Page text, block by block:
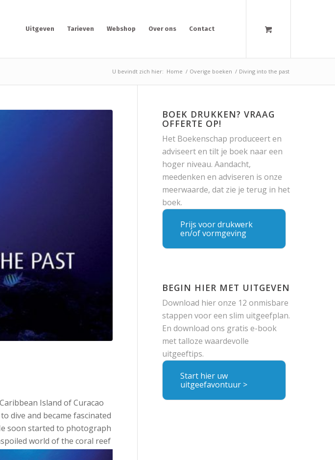
Uitgeven Tarieven Webshop Over ons Contact
U bevindt zich hier: Home / Overige boeken / Diving into the past
Island of Curacao
dive and became fascinated
soon started to photograph
world of the coral reef
BOEK DRUKKEN? VRAAG
OFFERTE OP!
Het Boekenschap produceert en
adviseert en tilt je boek naar een
hoger niveau. Aandacht,
meedenken en adviseren is onze
meerwaarde, dat zie je terug in het
boek.
Prijs voor drukwerk
en/of vormgeving
BEGIN HIER MET UITGEVEN
Download hier onze 12 onmisbare
stappen voor een slim uitgeefplan.
En download ons gratis e-book
met talloze waardevolle
uitgeeftips.
Start hier uw
uitgeefavontuur >